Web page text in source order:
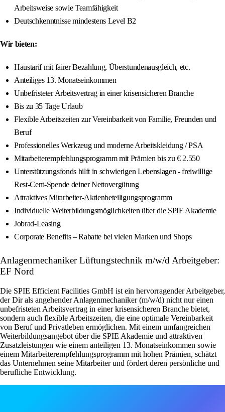
Arbeitsweise sowie Teamfähigkeit
Deutschkenntnisse mindestens Level B2
Wir bieten:
Haustarif mit fairer Bezahlung, Überstundenausgleich, etc.
Anteiliges 13. Monatseinkommen
Unbefristeter Arbeitsvertrag in einer krisensicheren Branche
Bis zu 35 Tage Urlaub
Flexible Arbeitszeiten zur Vereinbarkeit von Familie, Freunden und
Beruf
Professionelles Werkzeug und moderne Arbeitskleidung / PSA
Mitarbeiterempfehlungsprogramm mit Prämien bis zu € 2.550
Unterstützungsfonds hilft in schwierigen Lebenslagen - freiwillige
Rest-Cent-Spende deiner Nettovergütung
Attraktives Mitarbeiter-Aktienbeteiligungsprogramm
Individuelle Weiterbildungsmöglichkeiten über die SPIE Akademie
Jobrad-Leasing
Corporate Benefits – Rabatte bei vielen Marken und Shops
Anlagenmechaniker Lüftungstechnik m/w/d Arbeitgeber:
EF Nord
Die SPIE Efficient Facilities GmbH ist ein hervorragender Arbeitgeber,
der Dir als angehender Anlagenmechaniker (m/w/d) nicht nur einen
unbefristeten Arbeitsvertrag in einer krisensicheren Branche bietet,
sondern auch flexible Arbeitszeiten, die eine optimale Vereinbarkeit
von Beruf und Privatleben ermöglichen. Mit einem umfangreichen
Weiterbildungsangebot über die SPIE Akademie und attraktiven
Zusatzleistungen wie einem anteiligen 13. Monatseinkommen sowie
einem Mitarbeiterempfehlungsprogramm mit hohen Prämien, schätzt
das Unternehmen seine Mitarbeiter und fördert deren persönliche und
berufliche Entwicklung.